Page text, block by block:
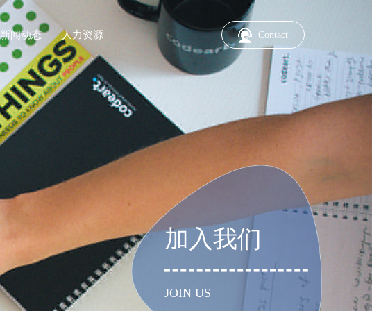
新闻动态 人力资源 Contact
加入我们
JOIN US